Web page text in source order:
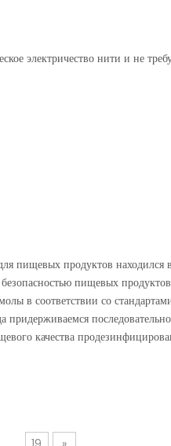
электричество нити и не
пищевых продуктов находился
пищевых
в соответствии со
придерживаемся
качества